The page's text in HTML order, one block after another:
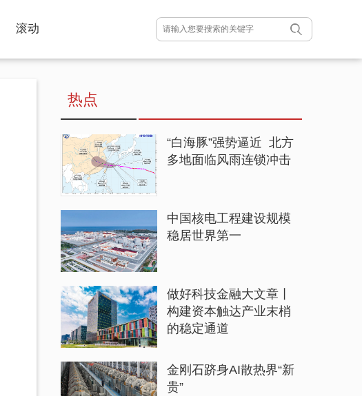
滚动
热点
“白海豚”强势逼近 北方
多地面临风雨连锁冲击
中国核电工程建设规模
稳居世界第一
做好科技金融大文章丨
构建资本触达产业末梢
的稳定通道
金刚石跻身AI散热界“新
贵”